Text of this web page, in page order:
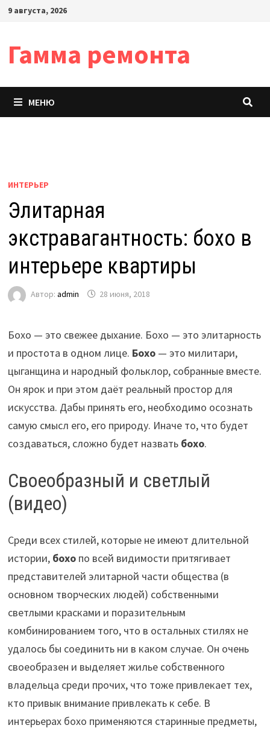
Перейти
9 августа, 2026
Гамма ремонта
МЕНЮ
ИНТЕРЬЕР
Элитарная
экстравагантность: бохо в
интерьере квартиры
Автор: admin 28 июня, 2018
Бохо — это свежее дыхание. Бохо — это элитарность
и простота в одном лице. Бохо— это милитари,
цыганщина и народный фольклор, собранные вместе.
Он ярок и при этом даёт реальный простор для
искусства. Дабы принять его, необходимо осознать
самую смысл его, его природу. Иначе то, что будет
создаваться, сложно будет назвать бохо.
Своеобразный и светлый
(видео)
Среди всех стилей, которые не имеют длительной
истории, бохопо всей видимости притягивает
представителей элитарной части общества (в
основном творческих людей) собственными
светлыми красками и поразительным
комбинированием того, что в остальных стилях не
удалось бы соединить ни в каком случае. Он очень
своеобразен и выделяет жилье собственного
владельца среди прочих, что тоже привлекает тех,
кто привык внимание привлекать к себе. В
интерьерах бохо применяются старинные предметы,